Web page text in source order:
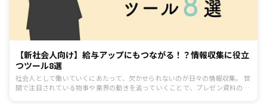
【新社会人向け】給与アップにもつながる！？情報収集に役立
つツール8選
社会人として働いていくにあたって、欠かせられないのが日々の情報収集。 世
間で注目されている物事や業界の動きを追っていくことで、プレゼン資料の作